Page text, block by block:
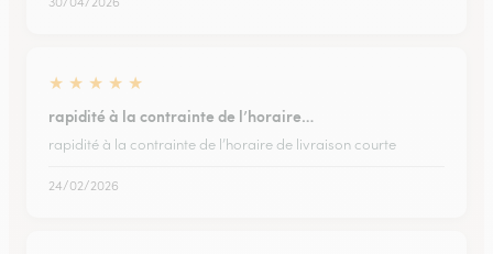
★ ★ ★ ★ ★
rapidité à la contrainte de l’horaire…
rapidité à la contrainte de l’horaire de livraison courte
24/02/2026